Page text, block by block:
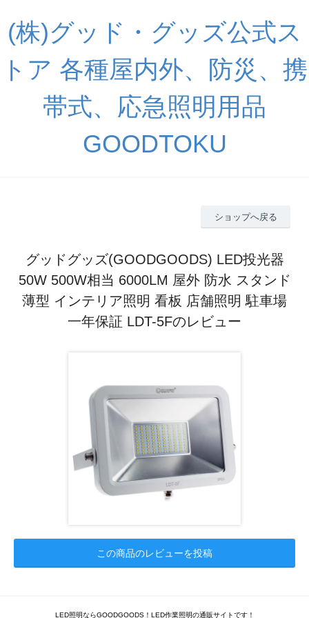
(株)グッド・グッズ公式ス
トア 各種屋内外、防災、携
帯式、応急照明用品
GOODTOKU
ショップへ戻る
グッドグッズ(GOODGOODS) LED投光器
50W 500W相当 6000LM 屋外 防水 スタンド
薄型 インテリア照明 看板 店舗照明 駐車場
一年保証 LDT-5Fのレビュー
この商品のレビューを投稿
LED照明ならGOODGOODS！LED作業照明の通販サイトです！